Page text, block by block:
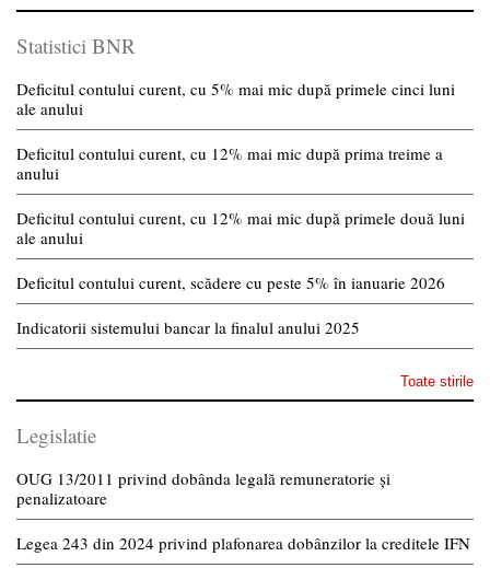
Statistici BNR
Deficitul contului curent, cu 5% mai mic după primele cinci luni
ale anului
Deficitul contului curent, cu 12% mai mic după prima treime a
anului
Deficitul contului curent, cu 12% mai mic după primele două luni
ale anului
Deficitul contului curent, scădere cu peste 5% în ianuarie 2026
Indicatorii sistemului bancar la finalul anului 2025
Toate stirile
Legislatie
OUG 13/2011 privind dobânda legală remuneratorie și
penalizatoare
Legea 243 din 2024 privind plafonarea dobânzilor la creditele IFN